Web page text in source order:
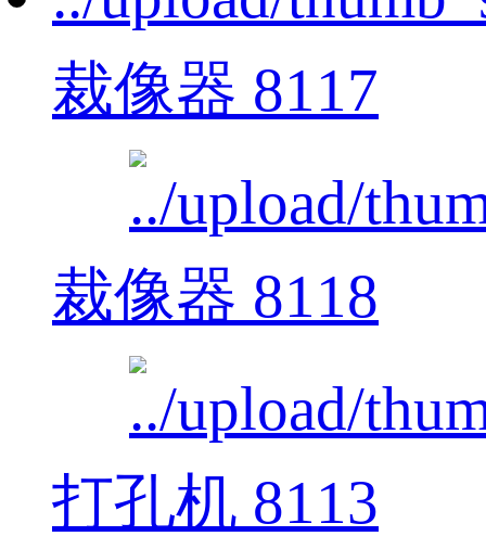
裁像器 8117
裁像器 8118
打孔机 8113